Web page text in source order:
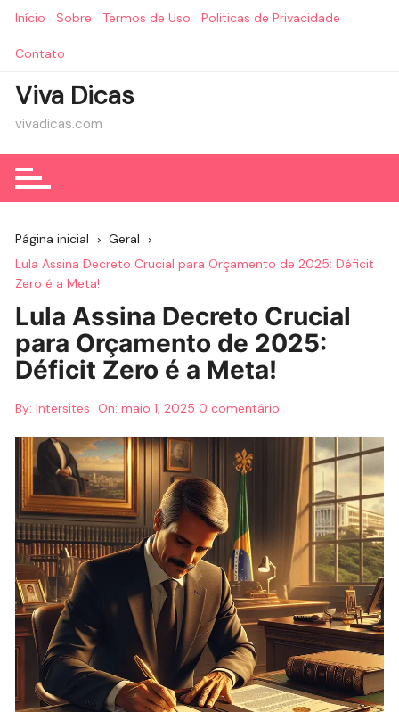
Início Sobre Termos de Uso Politicas de Privacidade
Contato
Viva Dicas
vivadicas.com
Página inicial
Geral
Lula Assina Decreto Crucial para Orçamento de 2025: Déficit
Zero é a Meta!
Lula Assina Decreto Crucial
para Orçamento de 2025:
Déficit Zero é a Meta!
By: Intersites On:maio 1, 2025 0 comentário